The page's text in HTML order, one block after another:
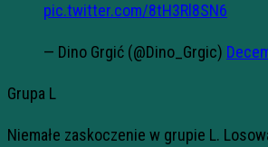
pic.twitter.com/8tH3Rl8SN6
— Dino Grgić (@Dino_Grgic)
Grupa L
Niemałe zaskoczenie w grupie L.